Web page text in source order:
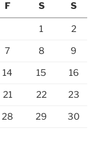
F S S
1 2
7 8 9
14 15 16
21 22 23
28 29 30